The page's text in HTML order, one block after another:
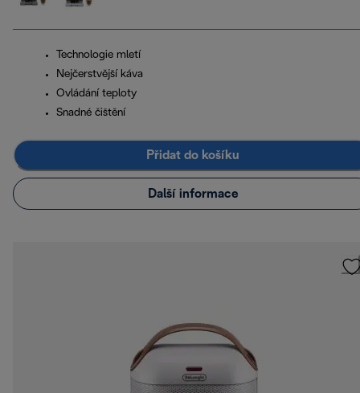
Technologie mletí
Nejčerstvější káva
Ovládání teploty
Snadné čištění
Přidat do košíku
Další informace